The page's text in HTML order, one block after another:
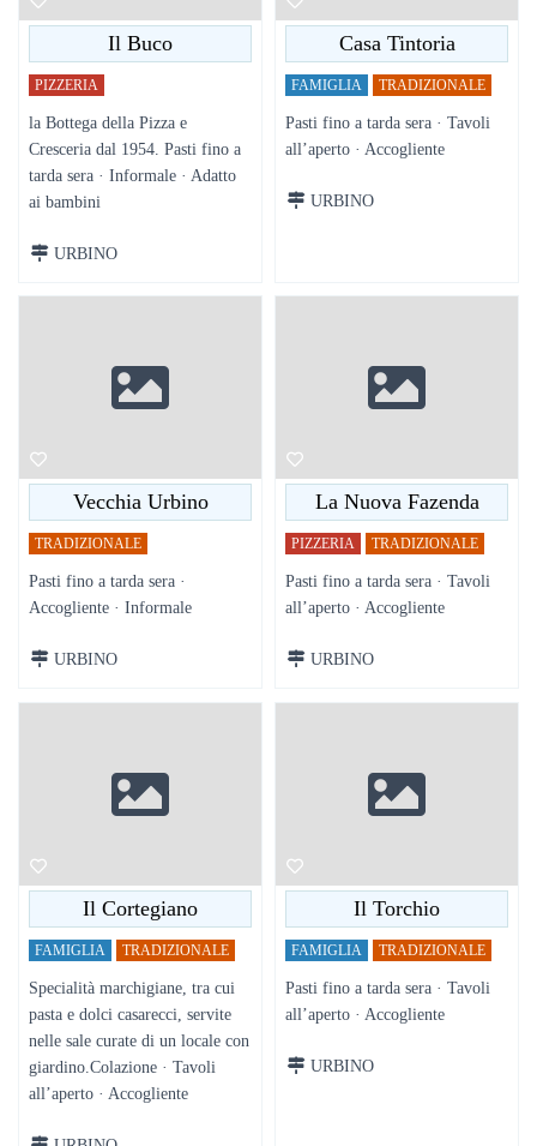
Il Buco
PIZZERIA
la Bottega della Pizza e
Cresceria dal 1954. Pasti fino a
tarda sera · Informale · Adatto
ai bambini
URBINO
Casa Tintoria
FAMIGLIA TRADIZIONALE
Pasti fino a tarda sera · Tavoli
all’aperto · Accogliente
URBINO
Vecchia Urbino
TRADIZIONALE
Pasti fino a tarda sera ·
Accogliente · Informale
URBINO
La Nuova Fazenda
PIZZERIA TRADIZIONALE
Pasti fino a tarda sera · Tavoli
all’aperto · Accogliente
URBINO
Il Cortegiano
FAMIGLIA TRADIZIONALE
Specialità marchigiane, tra cui
pasta e dolci casarecci, servite
nelle sale curate di un locale con
giardino.Colazione · Tavoli
all’aperto · Accogliente
Il Torchio
FAMIGLIA TRADIZIONALE
Pasti fino a tarda sera · Tavoli
all’aperto · Accogliente
URBINO